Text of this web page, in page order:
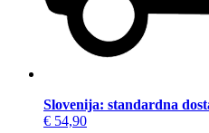
Slovenija: standardna
€ 54,90